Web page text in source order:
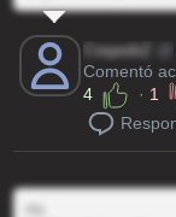
CsqasbZ
Comentó
4
· 1